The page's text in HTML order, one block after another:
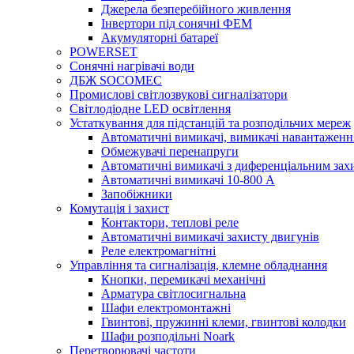
Джерела безперебійного живлення
Інвертори під сонячні ФЕМ
Акумуляторні батареї
POWERSET
Сонячні нагрівачі води
ДБЖ SOCOMEC
Промислові світлозвукові сигналізатори
Світлодіодне LED освітлення
Устаткування для підстанцій та розподільчих мереж
Автоматичні вимикачі, вимикачі
Обмежувачі перенапруги
Автоматичні вимикачі з диференціальним
Автоматичні вимикачі 10-800 А
Запобіжники
Комутація і захист
Контактори, теплові реле
Автоматичні вимикачі захисту двигунів
Реле електромагнітні
Управління та сигналізація, клемне обладнання
Кнопки, перемикачі механічні
Арматура світлосигнальна
Шафи електромонтажні
Гвинтові, пружинні клеми, гвинтові колодки
Шафи розподільні Noark
Перетворювачі частоти